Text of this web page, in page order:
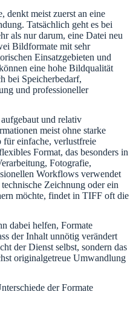
denkt meist zuerst an eine
Tatsächlich geht es bei
als nur darum, eine Datei neu
Bildformate mit sehr
Einsatzgebieten und
eine hohe Bildqualität
bei Speicherbedarf,
und professioneller
und relativ
meist ohne starke
für einfache, verlustfreie
Format, das besonders in
Fotografie,
Workflows verwendet
Zeichnung oder ein
möchte, findet in TIFF oft die
dabei helfen, Formate
der Inhalt unnötig verändert
der Dienst selbst, sondern das
originalgetreue Umwandlung
der Formate